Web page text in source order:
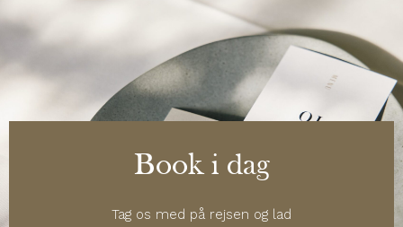
Book i dag
Tag os med på rejsen og lad